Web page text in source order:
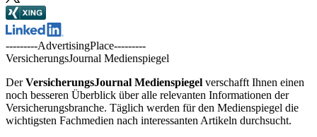
---------AdvertisingPlace---------
VersicherungsJournal Medienspiegel
DerVersicherungsJournal Medienspiegel verschafft Ihnen einen
noch besseren Überblick über alle relevanten Informationen der
Versicherungsbranche. Täglich werden für den Medienspiegel die
wichtigsten Fachmedien nach interessanten Artikeln durchsucht.